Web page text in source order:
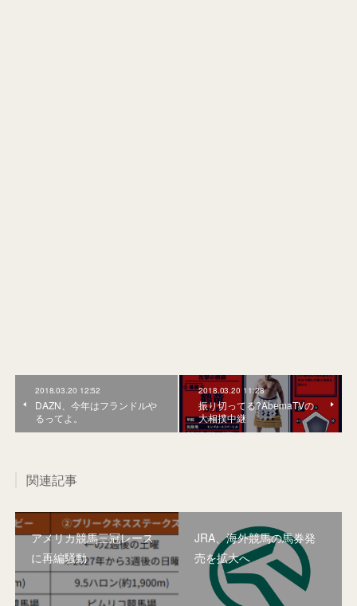
2018.03.20 12:52
DAZN、今年はフランドルや
るってよ。
2018.03.20 11:28
振り切ってる?AbemaTVの
大相撲中継
関連記事
アメリカ競馬三冠レース
に再編騒動
JRA、海外競馬の馬券発
売を拡大へ